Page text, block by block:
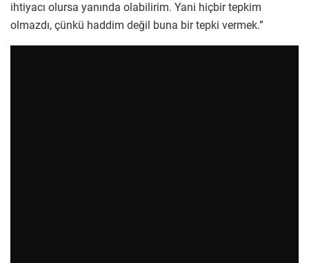
ihtiyacı olursa yanında olabilirim. Yani hiçbir tepkim
olmazdı, çünkü haddim değil buna bir tepki vermek.”